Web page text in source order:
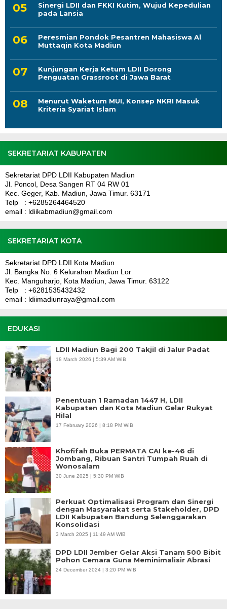
Sinergi LDII dan FKKI Kutim, Wujud Kepedulian
pada Lansia
Peresmian Pondok Pesantren Mahasiswa Al
Muttaqin Kota Madiun
Kunjungan Kerja Ketum LDII Dorong
Penguatan Grassroot di Jawa Barat
Menurut Waketum MUI, Konsep NKRI Masuk
Kriteria Syariat Islam
SEKRETARIAT KABUPATEN
Sekretariat DPD LDII Kabupaten Madiun
Jl. Poncol, Desa Sangen RT 04 RW 01
Kec. Geger, Kab. Madiun, Jawa Timur. 63171
Telp : +6285264464520
email : ldiikabmadiun@gmail.com
SEKRETARIAT KOTA
Sekretariat DPD LDII Kota Madiun
Jl. Bangka No. 6 Kelurahan Madiun Lor
Kec. Manguharjo, Kota Madiun, Jawa Timur. 63122
Telp : +6281535432432
email : ldiimadiunraya@gmail.com
EDUKASI
LDII Madiun Bagi 200 Takjil di Jalur Padat
18 March 2026 | 5:39 AM WIB
Penentuan 1 Ramadan 1447 H, LDII
Kabupaten dan Kota Madiun Gelar Rukyat
Hilal
17 February 2026 | 8:18 PM WIB
Khofifah Buka PERMATA CAI ke-46 di
Jombang, Ribuan Santri Tumpah Ruah di
Wonosalam
30 June 2025 | 5:30 PM WIB
Perkuat Optimalisasi Program dan Sinergi
dengan Masyarakat serta Stakeholder, DPD
LDII Kabupaten Bandung Selenggarakan
Konsolidasi
3 March 2025 | 11:49 AM WIB
DPD LDII Jember Gelar Aksi Tanam 500 Bibit
Pohon Cemara Guna Meminimalisir Abrasi
24 December 2024 | 3:20 PM WIB